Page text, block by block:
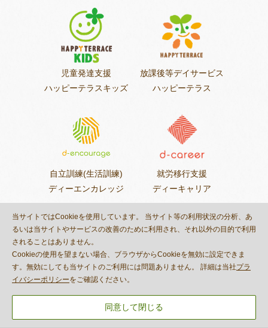
児童発達支援
ハッピーテラスキッズ
放課後等デイサービス
ハッピーテラス
自立訓練(生活訓練)
ディーエンカレッジ
就労移行支援
ディーキャリア
© DECOBOCO BASE Co.,Ltd.
This site is protected by reCAPTCHA
and the Google
当サイトではCookieを使用しています。 当サイト等の利用状況の分析、あ
るいは当サイトやサービスの改善のために利用され、それ以外の目的で利用
されることはありません。
Cookieの使用を望まない場合、ブラウザからCookieを無効に設定できま
す。無効にしても当サイトのご利用には問題ありません。 詳細は当社プラ
イバシーポリシーをご確認ください。
同意して閉じる